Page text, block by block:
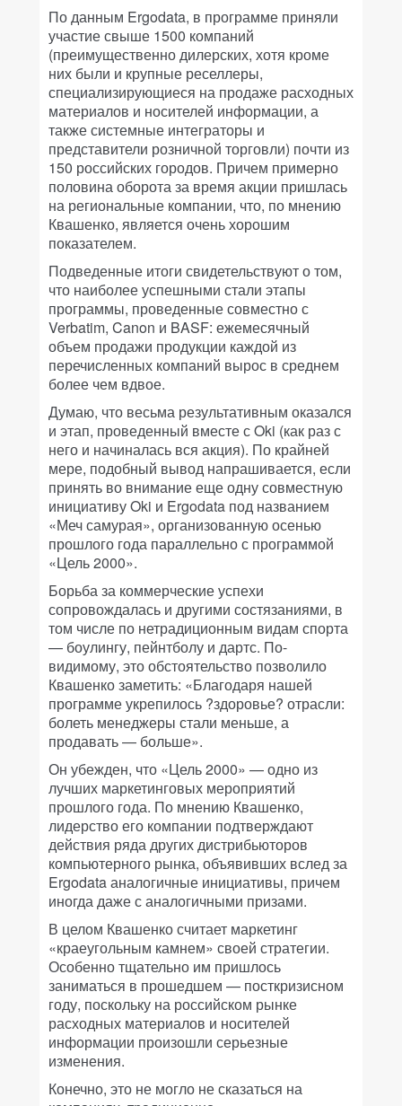
По данным Ergodata, в программе приняли
участие свыше 1500 компаний
(преимущественно дилерских, хотя кроме
них были и крупные реселлеры,
специализирующиеся на продаже расходных
материалов и носителей информации, а
также системные интеграторы и
представители розничной торговли) почти из
150 российских городов. Причем примерно
половина оборота за время акции пришлась
на региональные компании, что, по мнению
Квашенко, является очень хорошим
показателем.
Подведенные итоги свидетельствуют о том,
что наиболее успешными стали этапы
программы, проведенные совместно с
Verbatim, Canon и BASF: ежемесячный
объем продажи продукции каждой из
перечисленных компаний вырос в среднем
более чем вдвое.
Думаю, что весьма результативным оказался
и этап, проведенный вместе с Oki (как раз с
него и начиналась вся акция). По крайней
мере, подобный вывод напрашивается, если
принять во внимание еще одну совместную
инициативу Oki и Ergodata под названием
«Меч самурая», организованную осенью
прошлого года параллельно с программой
«Цель 2000».
Борьба за коммерческие успехи
сопровождалась и другими состязаниями, в
том числе по нетрадиционным видам спорта
— боулингу, пейнтболу и дартс. По-
видимому, это обстоятельство позволило
Квашенко заметить: «Благодаря нашей
программе укрепилось ?здоровье? отрасли:
болеть менеджеры стали меньше, а
продавать — больше».
Он убежден, что «Цель 2000» — одно из
лучших маркетинговых мероприятий
прошлого года. По мнению Квашенко,
лидерство его компании подтверждают
действия ряда других дистрибьюторов
компьютерного рынка, объявивших вслед за
Ergodata аналогичные инициативы, причем
иногда даже с аналогичными призами.
В целом Квашенко считает маркетинг
«краеугольным камнем» своей стратегии.
Особенно тщательно им пришлось
заниматься в прошедшем — посткризисном
году, поскольку на российском рынке
расходных материалов и носителей
информации произошли серьезные
изменения.
Конечно, это не могло не сказаться на